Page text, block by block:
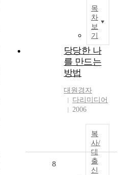
목
차
보
기
당당한 나
를 만드는
방법
대원경자
다리미디어
2006
복
사/
대
출
신
8